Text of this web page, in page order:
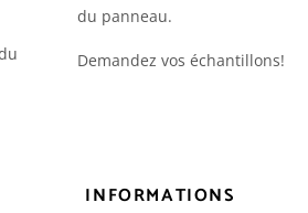
du panneau.
Demandez vos échantillons!
INFORMATIONS